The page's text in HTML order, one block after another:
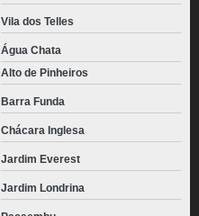
Vila dos Telles
Água Chata
Alto de Pinheiros
Barra Funda
Chácara Inglesa
Jardim Everest
Jardim Londrina